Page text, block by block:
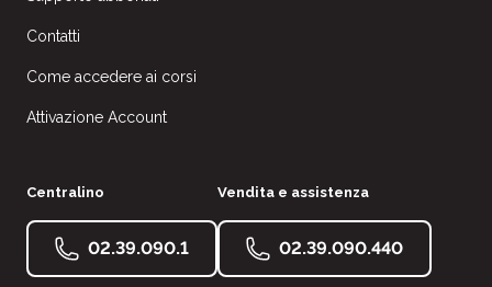
Contatti
Come accedere ai corsi
Attivazione Account
Centralino
02.39.090.1
Vendita e assistenza
02.39.090.440